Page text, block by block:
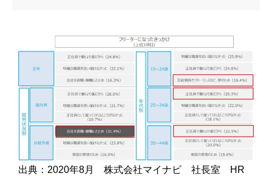
出典：2020年8月 株式会社マイナビ 社長室 HR